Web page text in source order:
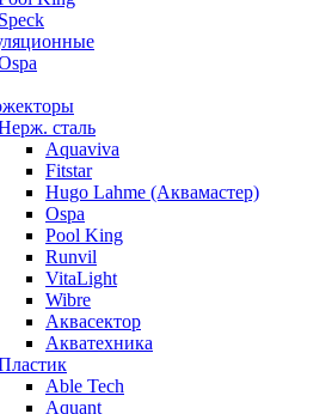
Speck
сталь
Aquaviva
Fitstar
Hugo Lahme (Аквамастер)
Ospa
Pool King
Runvil
VitaLight
Wibre
Аквасектор
Акватехника
Able Tech
Aquant